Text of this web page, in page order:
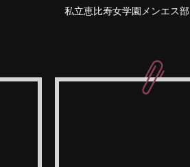
私立恵比寿女学園メンエス部